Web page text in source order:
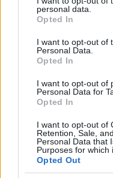
grant or deny consent
use your data for below
consent section.
personal data.
Opted In
I want to opt-out of
Personal Data.
Opted In
I want to opt-out of
Personal Data for
Opted In
I want to opt-out of
Retention, Sale,
Personal Data that
Purposes for which
Opted Out
Υψηλός ο
Αυγούστου-Η
Στο τελικό
γίνει με τα
Δήμος
Κλιματικής
πληγεισών
Αποκαλύψεις
Ολυμπιακό,
εμφράγματα